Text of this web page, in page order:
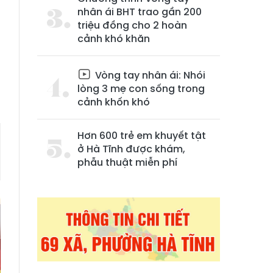
nhân ái BHT trao gần 200
triệu đồng cho 2 hoàn
cảnh khó khăn
Vòng tay nhân ái: Nhói
lòng 3 mẹ con sống trong
cảnh khốn khó
Hơn 600 trẻ em khuyết tật
ở Hà Tĩnh được khám,
phẫu thuật miễn phí